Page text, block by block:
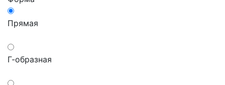
Прямая
Г-образная